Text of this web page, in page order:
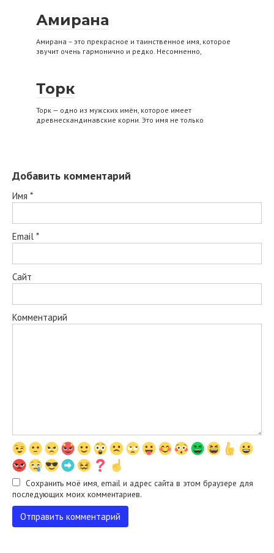
Амирана
Амирана – это прекрасное и таинственное имя, которое
звучит очень гармонично и редко. Несомненно,
Торк
Торк — одно из мужских имён, которое имеет
древнескандинавские корни. Это имя не только
Добавить комментарий
Имя *
Email *
Сайт
Комментарий
Сохранить моё имя, email и адрес сайта в этом браузере для
последующих моих комментариев.